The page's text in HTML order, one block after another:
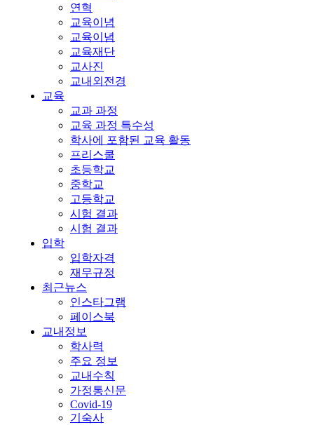
연혁
교육이념
교육이념
교육재단
교사진
교내외전경
교육
교과 과정
교육 과정 특수성
학사에 포함된 교육 활동
프리스쿨
초등학교
중학교
고등학교
시험 결과
시험 결과
입학
입학자격
재무규정
최근뉴스
인스타그램
페이스북
교내정보
학사력
주요 정보
교내수칙
가정통신문
Covid-19
기숙사